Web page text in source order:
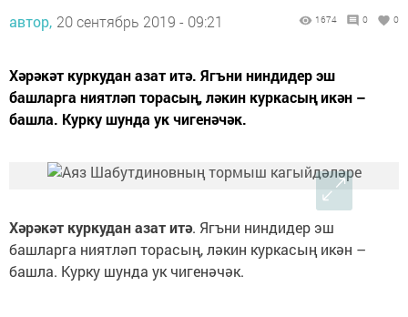
автор, 20 сентябрь 2019 - 09:21 1674 0 0
Хәрәкәт куркудан азат итә. Ягъни ниндидер эш
башларга ниятләп торасың, ләкин куркасың икән –
башла. Курку шунда ук чигенәчәк.
Хәрәкәт куркудан азат итә. Ягъни ниндидер эш
башларга ниятләп торасың, ләкин куркасың икән –
башла. Курку шунда ук чигенәчәк.